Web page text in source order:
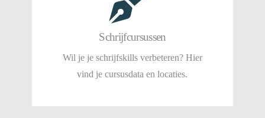
Schrijfcursussen
Wil je je schrijfskills verbeteren? Hier
vind je cursusdata en locaties.
Wil je je schrijfskills verbeteren? Hier
Cursusdata en locaties